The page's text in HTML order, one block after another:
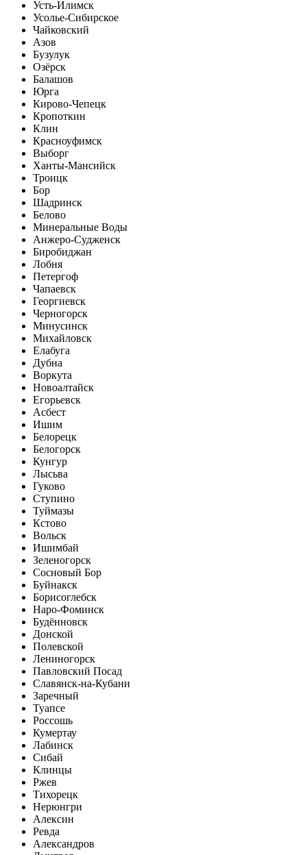
Усть-Илимск
Усолье-Сибирское
Чайковский
Азов
Бузулук
Озёрск
Балашов
Юрга
Кирово-Чепецк
Кропоткин
Клин
Красноуфимск
Выборг
Ханты-Мансийск
Троицк
Бор
Шадринск
Белово
Минеральные Воды
Анжеро-Судженск
Биробиджан
Лобня
Петергоф
Чапаевск
Георгиевск
Черногорск
Минусинск
Михайловск
Елабуга
Дубна
Воркута
Новоалтайск
Егорьевск
Асбест
Ишим
Белорецк
Белогорск
Кунгур
Лысьва
Гуково
Ступино
Туймазы
Кстово
Вольск
Ишимбай
Зеленогорск
Сосновый Бор
Буйнакск
Борисоглебск
Наро-Фоминск
Будённовск
Донской
Полевской
Лениногорск
Павловский Посад
Славянск-на-Кубани
Заречный
Туапсе
Россошь
Кумертау
Лабинск
Сибай
Клинцы
Ржев
Тихорецк
Нерюнгри
Алексин
Ревда
Александров